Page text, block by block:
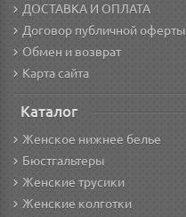
ДОСТАВКА И ОПЛАТА
Договор публичной оферты
Обмен и возврат
Карта сайта
Каталог
Женское нижнее белье
Бюстгальтеры
Женские трусики
Женские колготки